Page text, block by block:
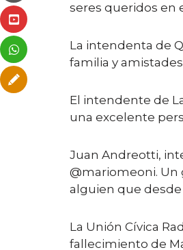
seres queridos en
La intendenta de
familia y
El intendente de
una excelente
Juan Andreotti,
@mariomeoni. Un
alguien que
La Unión Cívica
fallecimiento de